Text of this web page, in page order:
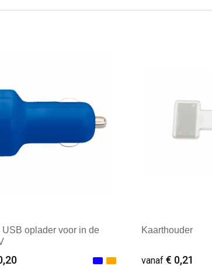
USB oplader voor in de
Kaarthouder
vanaf€ 0,21